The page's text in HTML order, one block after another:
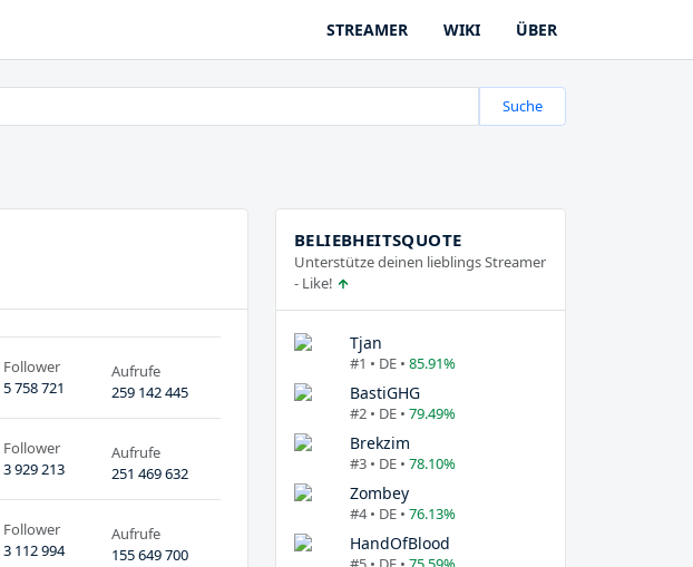
STREAMER WIKI ÜBER
Suche
Follower
5 758 721
Aufrufe
259 142 445
Follower
3 929 213
Aufrufe
251 469 632
Follower
3 112 994
Aufrufe
155 649 700
BELIEBHEITSQUOTE
Unterstütze deinen lieblings Streamer
- Like!
Tjan
#1 • DE • 85.91%
BastiGHG
#2 • DE • 79.49%
Brekzim
#3 • DE • 78.10%
Zombey
#4 • DE • 76.13%
HandOfBlood